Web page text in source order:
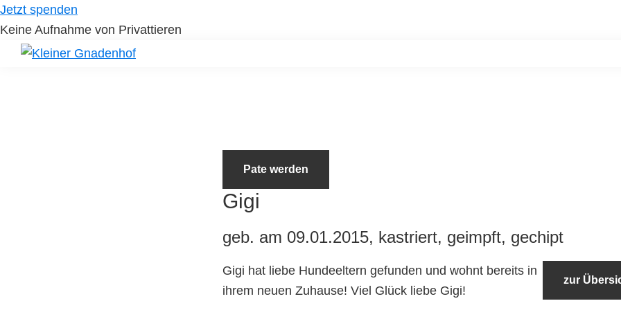
Skip
to
primary
Skip
to
main
Jetzt spenden
Keine Aufnahme von Privattieren
Pate werden
Gigi
geb. am 09.01.2015, kastriert, geimpft, gechipt
Gigi hat liebe Hundeeltern gefunden und wohnt bereits in
ihrem neuen Zuhause! Viel Glück liebe Gigi!
zur